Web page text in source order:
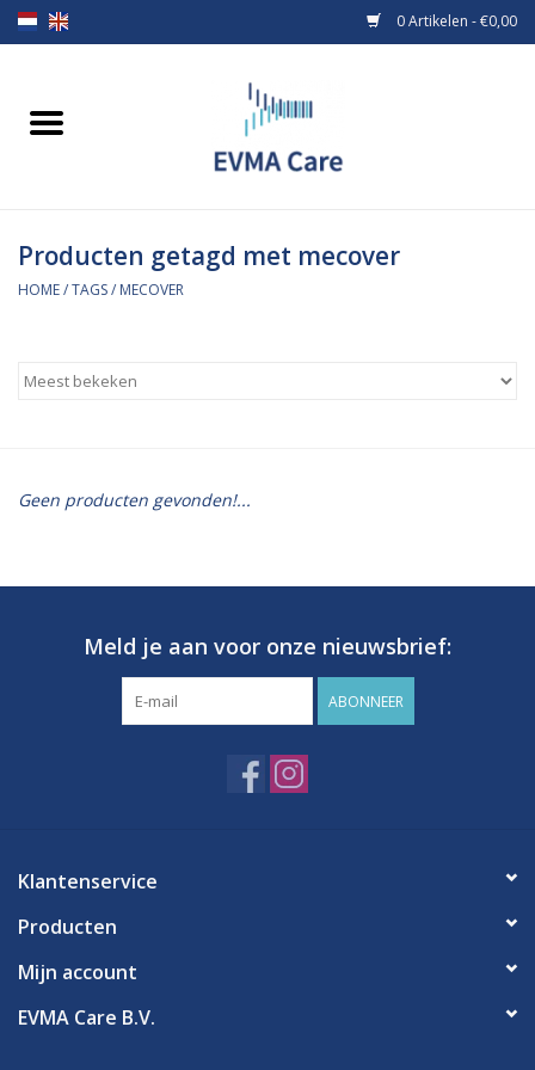
0 Artikelen - €0,00
Home
Borstvoeding
MiniONE Button
Verbruiksmaterialen
Hygiëne
Verzorging & Beauty
wanneer kies je ervoor en
Producten getagd met mecover
HOME/TAGS/ MECOVER
Geen producten gevonden!...
Meld je aan voor onze nieuwsbrief:
ABONNEER
Klantenservice
Producten
Mijn account
EVMA Care B.V.